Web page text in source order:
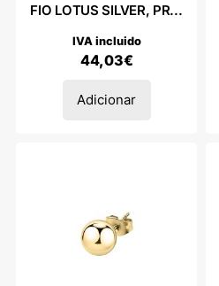
FIO LOTUS SILVER, PR...
44,03€
IVA incluido
Adicionar